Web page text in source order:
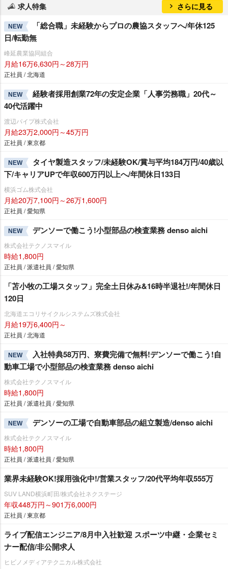
求人特集 さらに見る
NEW
「総合職」未経験からプロの農協スタッフへ/年休125
日/転勤無
峰延農業協同組合
月給16万6,630円～28万円
正社員 / 北海道
NEW
経験者採用創業72年の安定企業「人事労務職」20代～
40代活躍中
渡辺パイプ株式会社
月給23万2,000円～45万円
正社員 / 東京都
NEW
タイヤ製造スタッフ/未経験OK/賞与平均184万円/40歳以
下/キャリアUPで年収600万円以上へ/年間休日133日
横浜ゴム株式会社
月給20万7,100円～26万1,600円
正社員 / 愛知県
NEW デンソーで働こう!小型部品の検査業務 denso aichi
株式会社テクノスマイル
時給1,800円
正社員 / 派遣社員 / 愛知県
「苫小牧の工場スタッフ」完全土日休み&16時半退社!/年間休日
120日
北海道エコリサイクルシステムズ株式会社
月給19万6,400円～
正社員 / 北海道
NEW
入社特典58万円、寮費完備で無料!デンソーで働こう!自
動車工場で小型部品の検査業務 denso aichi
株式会社テクノスマイル
時給1,800円
正社員 / 派遣社員 / 愛知県
NEW デンソーの工場で自動車部品の組立製造/denso aichi
株式会社テクノスマイル
時給1,800円
正社員 / 派遣社員 / 愛知県
業界未経験OK!採用強化中!/営業スタッフ/20代平均年収555万
SUV LAND横浜町田/株式会社ネクステージ
年収448万円～901万6,000円
正社員 / 東京都
ライブ配信エンジニア/8月中入社歓迎 スポーツ中継・企業セミ
ナー配信/非公開求人
ヒビノメディアテクニカル株式会社